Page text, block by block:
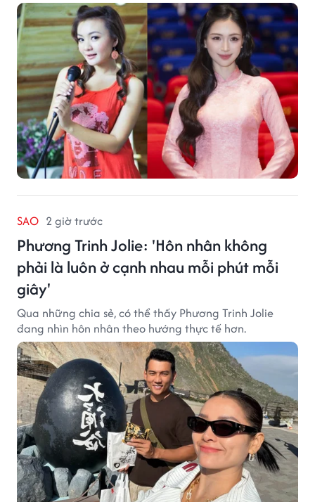
SAO 2 giờ trước
Phương Trinh Jolie: 'Hôn nhân không
phải là luôn ở cạnh nhau mỗi phút mỗi
giây'
Qua những chia sẻ, có thể thấy Phương Trinh Jolie
đang nhìn hôn nhân theo hướng thực tế hơn.